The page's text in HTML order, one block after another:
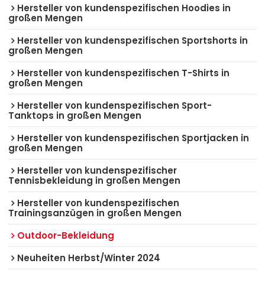
Hersteller von kundenspezifischen Hoodies in
großen Mengen
Hersteller von kundenspezifischen Sportshorts in
großen Mengen
Hersteller von kundenspezifischen T-Shirts in
großen Mengen
Hersteller von kundenspezifischen Sport-
Tanktops in großen Mengen
Hersteller von kundenspezifischen Sportjacken in
großen Mengen
Hersteller von kundenspezifischer
Tennisbekleidung in großen Mengen
Hersteller von kundenspezifischen
Trainingsanzügen in großen Mengen
Outdoor-Bekleidung
Neuheiten Herbst/Winter 2024